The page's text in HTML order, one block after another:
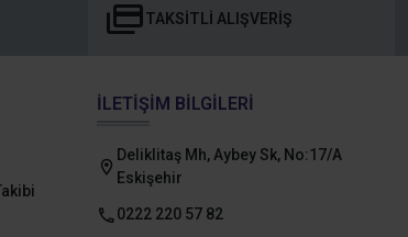
TAKSITLI ALIŞVERIŞ
İLETIŞIM BILGILERI
Deliklitaş Mh, Aybey Sk, No:17/A
Eskişehir
0222 220 57 82